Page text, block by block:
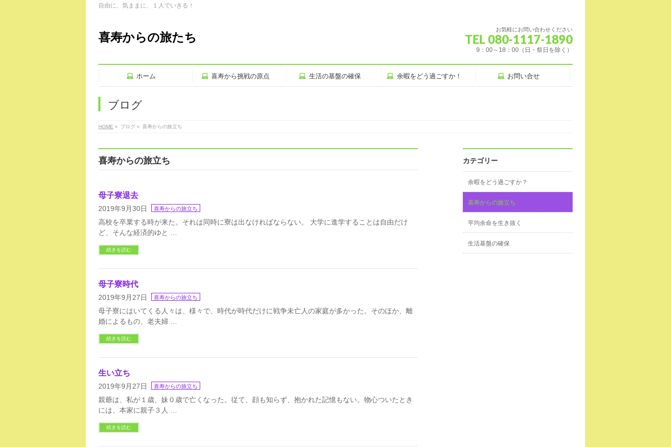
自由に、気ままに、１人でいきる！
喜寿からの旅たち
お気軽にお問い合わせください
TEL 080-1117-1890
9：00～18：00（日・祭日を除く）
ホーム 喜寿から挑戦の原点 生活の基盤の確保 余暇をどう過ごすか！ お問い合せ
ブログ
HOME » ブログ » 喜寿からの旅立ち
喜寿からの旅立ち
母子寮退去
2019年9月30日 喜寿からの旅立ち
高校を卒業する時が来た。それは同時に寮は出なければならない。 大学に進学することは自由だけ
ど、そんな経済的ゆと …
続きを読む
母子寮時代
2019年9月27日 喜寿からの旅立ち
母子寮にはいてくる人々は、様々で、時代が時代だけに戦争未亡人の家庭が多かった。そのほか、離
婚によるもの、老夫婦 …
続きを読む
生い立ち
2019年9月27日 喜寿からの旅立ち
親爺は、私が１歳、妹０歳で亡くなった。従て、顔も知らず、抱かれた記憶もない。物心ついたとき
には、本家に親子３人 …
続きを読む
カテゴリー
余暇をどう過ごすか？
喜寿からの旅立ち
平均余命を生き抜く
生活基盤の確保